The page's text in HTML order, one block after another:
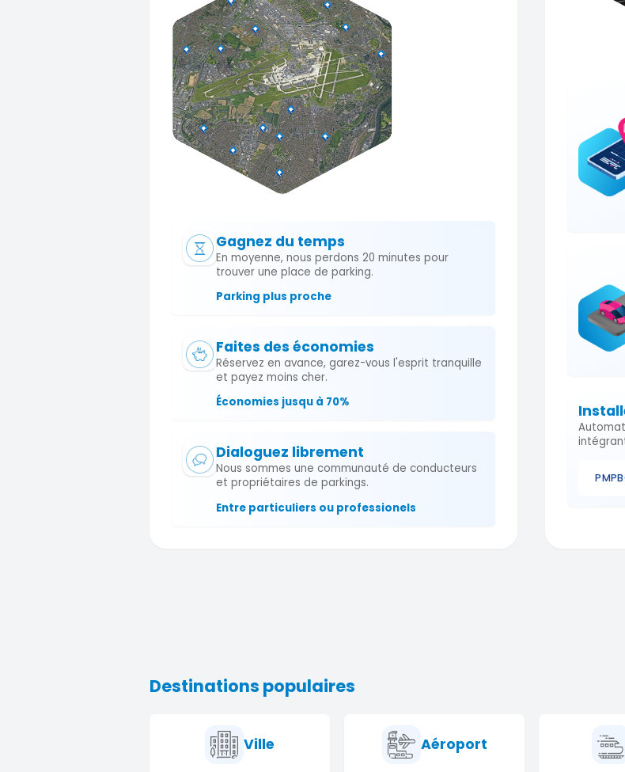
Gagnez du temps
En moyenne, nous perdons 20 minutes pour
trouver une place de parking.
Parking plus proche
Faites des économies
Réservez en avance, garez-vous l'esprit tranquille
et payez moins cher.
Économies jusqu à 70%
Dialoguez librement
Nous sommes une communauté de conducteurs
et propriétaires de parkings.
Entre particuliers ou professionels
Destinations populaires
Ville Aéroport